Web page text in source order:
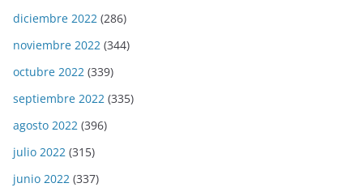
diciembre 2022 (286)
noviembre 2022 (344)
octubre 2022 (339)
septiembre 2022 (335)
agosto 2022 (396)
julio 2022 (315)
junio 2022 (337)